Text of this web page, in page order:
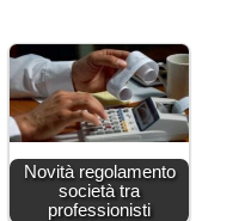
Novità regolamento
società tra
professionisti